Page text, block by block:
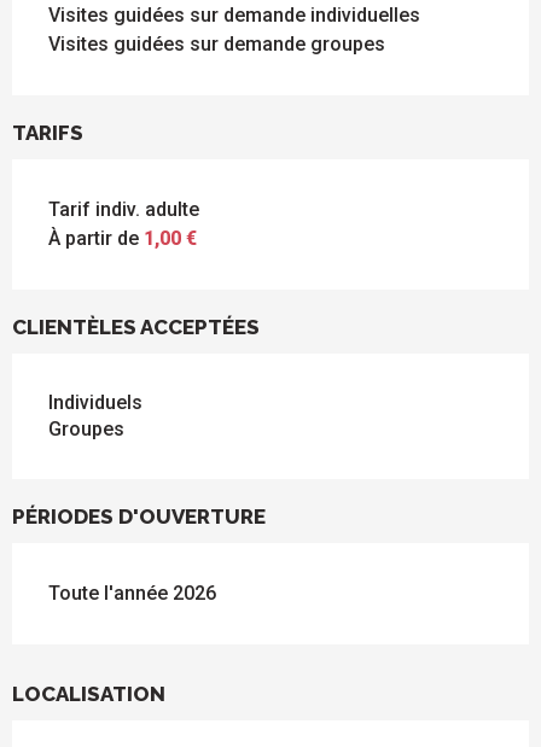
Visites guidées sur demande individuelles
Visites guidées sur demande groupes
TARIFS
Tarif indiv. adulte
À partir de 1,00 €
CLIENTÈLES ACCEPTÉES
Individuels
Groupes
PÉRIODES D'OUVERTURE
Toute l'année 2026
LOCALISATION